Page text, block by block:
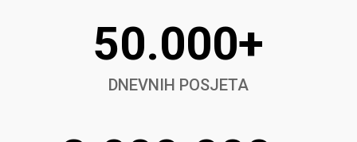
50.000+
DNEVNIH POSJETA